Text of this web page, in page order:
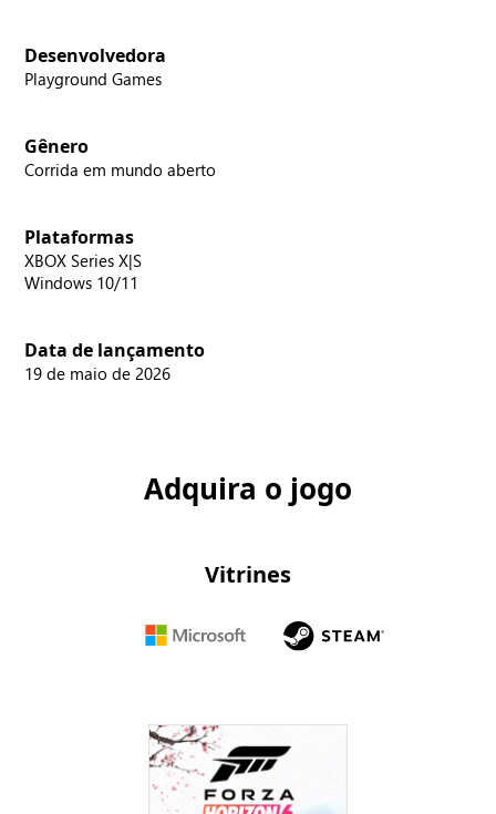
Desenvolvedora
Playground Games
Gênero
Corrida em mundo aberto
Plataformas
XBOX Series X|S
Windows 10/11
Data de lançamento
19 de maio de 2026
Adquira o jogo
Vitrines